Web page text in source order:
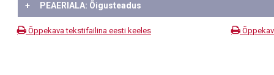
+ PEAERIALA: Õigusteadus
Õppekava tekstifailina eesti keeles